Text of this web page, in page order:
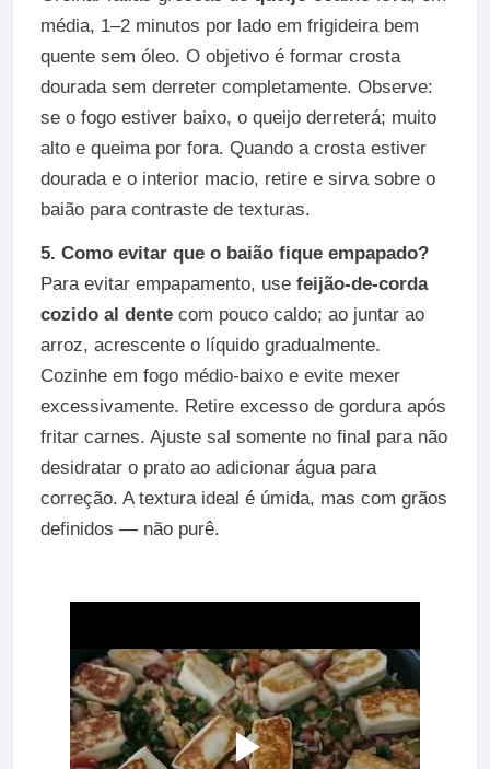
média, 1–2 minutos por lado em frigideira bem
quente sem óleo. O objetivo é formar crosta
dourada sem derreter completamente. Observe:
se o fogo estiver baixo, o queijo derreterá; muito
alto e queima por fora. Quando a crosta estiver
dourada e o interior macio, retire e sirva sobre o
baião para contraste de texturas.
5. Como evitar que o baião fique empapado?
Para evitar empapamento, use feijão-de-corda
cozido al dentecom pouco caldo; ao juntar ao
arroz, acrescente o líquido gradualmente.
Cozinhe em fogo médio-baixo e evite mexer
excessivamente. Retire excesso de gordura após
fritar carnes. Ajuste sal somente no final para não
desidratar o prato ao adicionar água para
correção. A textura ideal é úmida, mas com grãos
definidos — não purê.